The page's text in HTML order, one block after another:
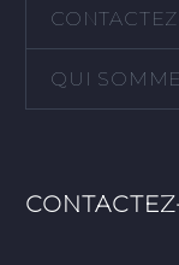
QUI